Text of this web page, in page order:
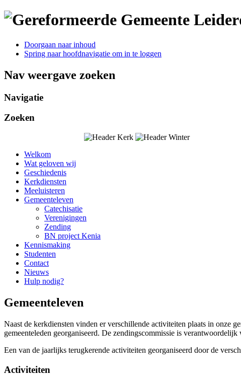
Doorgaan naar inhoud
Spring naar hoofdnavigatie om in te loggen
Nav weergave zoeken
Navigatie
Zoeken
Welkom
Wat geloven wij
Geschiedenis
Kerkdiensten
Meeluisteren
Gemeenteleven
Catechisatie
Verenigingen
Zending
BN project Kenia
Kennismaking
Studenten
Contact
Nieuws
Hulp nodig?
Gemeenteleven
Naast de kerkdiensten vinden er verschillende activiteiten plaats in onze
gemeenteleden georganiseerd. De zendingscommissie is
Een van de jaarlijks terugkerende activiteiten georganiseerd door de
Activiteiten